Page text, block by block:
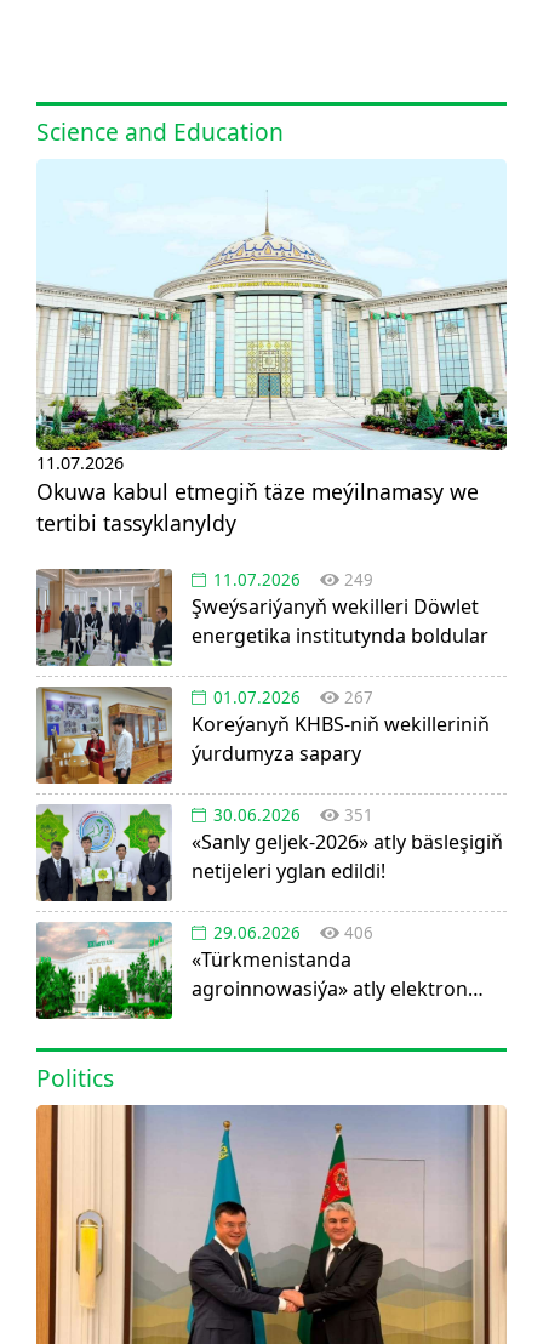
Science and Education
11.07.2026
Okuwa kabul etmegiň täze meýilnamasy we
tertibi tassyklanyldy
11.07.2026 249
Şweýsariýanyň wekilleri Döwlet
energetika institutynda boldular
01.07.2026 267
Koreýanyň KHBS-niň wekilleriniň
ýurdumyza sapary
30.06.2026 351
«Sanly geljek-2026» atly bäsleşigiň
netijeleri yglan edildi!
29.06.2026 406
«Türkmenistanda
agroinnowasiýa» atly elektron
Politics